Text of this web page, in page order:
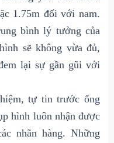
1.75m đối với nam.
bình lý tưởng của
sẽ không vừa đủ,
lại sự gần gũi với
tự tin trước ống
hình luôn nhận được
nhãn hàng. Những